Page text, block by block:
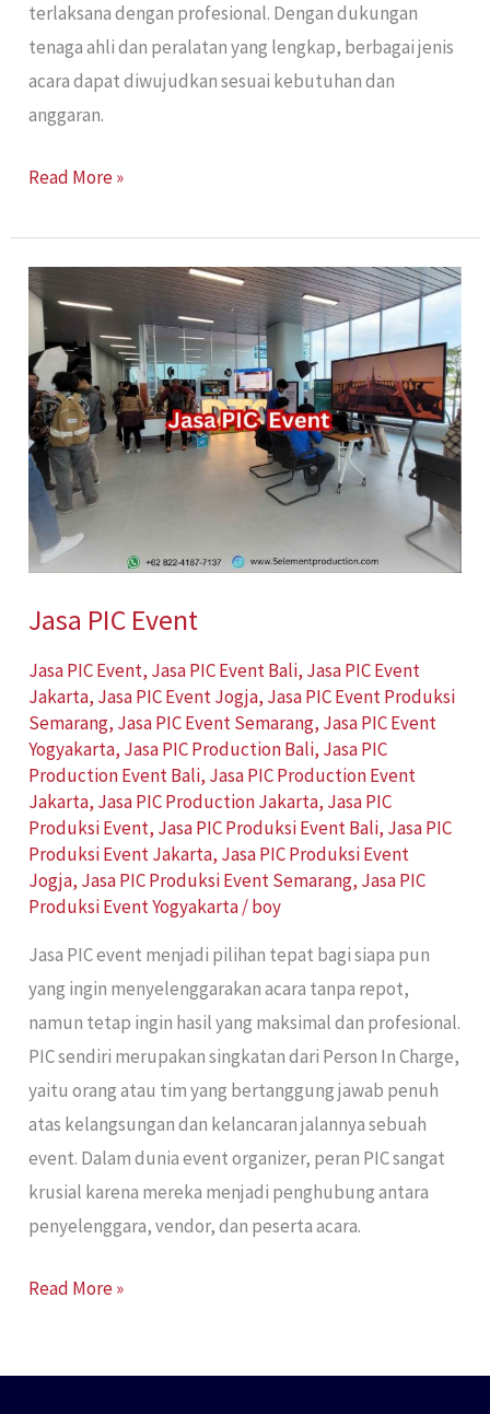
terlaksana dengan profesional. Dengan dukungan
tenaga ahli dan peralatan yang lengkap, berbagai jenis
acara dapat diwujudkan sesuai kebutuhan dan
anggaran.
Read More »
Jasa PIC Event
Jasa PIC Event, Jasa PIC Event Bali, Jasa PIC Event
Jakarta, Jasa PIC Event Jogja, Jasa PIC Event Produksi
Semarang, Jasa PIC Event Semarang, Jasa PIC Event
Yogyakarta, Jasa PIC Production Bali, Jasa PIC
Production Event Bali, Jasa PIC Production Event
Jakarta, Jasa PIC Production Jakarta, Jasa PIC
Produksi Event, Jasa PIC Produksi Event Bali, Jasa PIC
Produksi Event Jakarta, Jasa PIC Produksi Event
Jogja, Jasa PIC Produksi Event Semarang, Jasa PIC
Produksi Event Yogyakarta/boy
Jasa PIC event menjadi pilihan tepat bagi siapa pun
yang ingin menyelenggarakan acara tanpa repot,
namun tetap ingin hasil yang maksimal dan profesional.
PIC sendiri merupakan singkatan dari Person In Charge,
yaitu orang atau tim yang bertanggung jawab penuh
atas kelangsungan dan kelancaran jalannya sebuah
event. Dalam dunia event organizer, peran PIC sangat
krusial karena mereka menjadi penghubung antara
penyelenggara, vendor, dan peserta acara.
Jasa
PIC
Event
Read More »